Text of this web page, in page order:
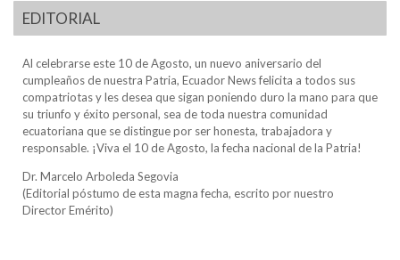
EDITORIAL
Al celebrarse este 10 de Agosto, un nuevo aniversario del
cumpleaños de nuestra Patria, Ecuador News felicita a todos sus
compatriotas y les desea que sigan poniendo duro la mano para que
su triunfo y éxito personal, sea de toda nuestra comunidad
ecuatoriana que se distingue por ser honesta, trabajadora y
responsable. ¡Viva el 10 de Agosto, la fecha nacional de la Patria!
Dr. Marcelo Arboleda Segovia
(Editorial póstumo de esta magna fecha, escrito por nuestro
Director Emérito)